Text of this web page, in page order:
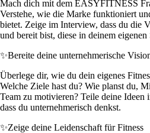
Mach dich mit dem EASYFITNESS
Verstehe, wie die Marke funktioniert
bietet. Zeige im Interview, dass du die
und bereit bist, diese in deinem eigenen
✨Bereite deine unternehmerische
Überlege dir, wie du dein eigenes
Welche Ziele hast du? Wie planst du,
Team zu motivieren? Teile deine Ideen
dass du unternehmerisch denkst.
✨Zeige deine Leidenschaft für Fitness